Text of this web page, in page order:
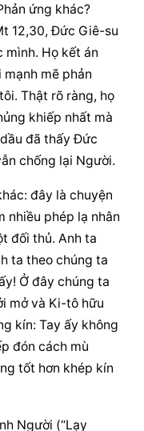
ứng khác?
12,30, Đức Giê-su
mình. Họ kết án
mẽ phản
Thật rõ ràng, họ
đã thấy Đức
chống lại Người.
nhiều phép lạ nhân
đối thủ. Anh ta
ta theo chúng ta
Ở đây chúng ta
mở và Ki-tô hữu
kín: Tay ấy không
đón cách mù
tốt hơn khép kín
Người (“Lạy